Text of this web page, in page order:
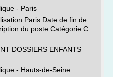
- Paris
Paris Date de fin de
du poste Catégorie C
DOSSIERS ENFANTS
- Hauts-de-Seine